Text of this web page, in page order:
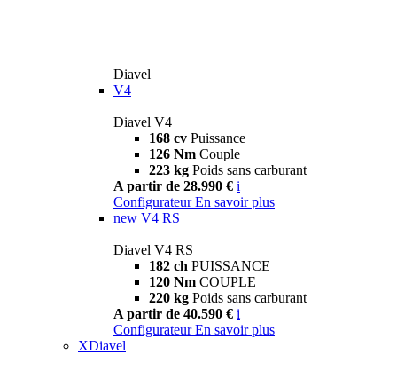
Diavel
V4
Diavel V4
168 cv Puissance
126 Nm Couple
223 kg Poids sans carburant
A partir de 28.990 € i
Configurateur En savoir plus
new V4 RS
Diavel V4 RS
182 ch PUISSANCE
120 Nm COUPLE
220 kg Poids sans carburant
A partir de 40.590 € i
Configurateur En savoir plus
XDiavel